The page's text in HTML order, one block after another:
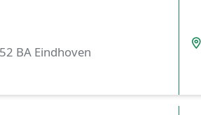
BA Eindhoven